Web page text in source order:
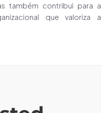
também contribui para a
que valoriza a